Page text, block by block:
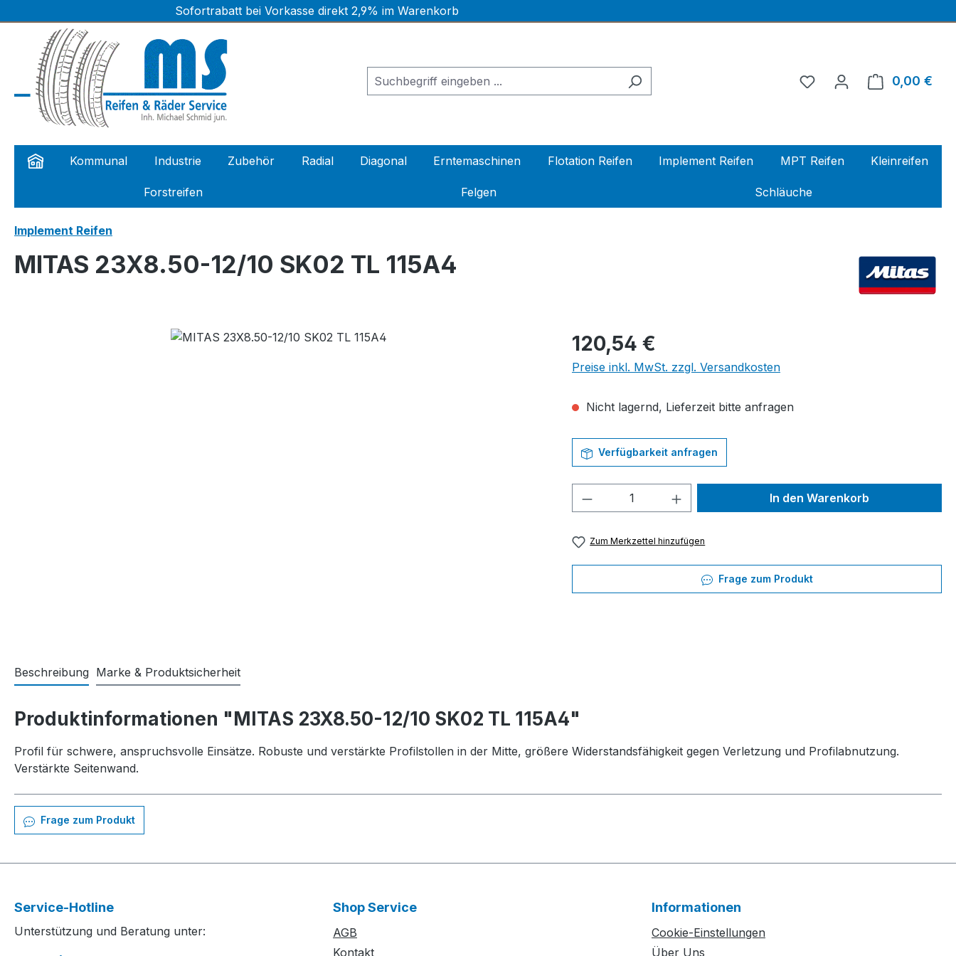
Zur Hauptnavigation springenSofortrabatt bei Vorkasse direkt 2,9% im Warenkorb
0,00 €
Kommunal Industrie Zubehör Radial Diagonal Erntemaschinen Flotation Reifen Implement Reifen MPT Reifen Kleinreifen
Forstreifen Felgen Schläuche
Implement Reifen
MITAS 23X8.50-12/10 SK02 TL 115A4
Regulärer Preis:
120,54 €
Preise inkl. MwSt. zzgl. Versandkosten
Nicht lagernd, Lieferzeit bitte anfragen
Verfügbarkeit anfragen
Produkt Anzahl: Gib den gewünschten Wert
In den Warenkorb
Zum Merkzettel hinzufügen
Frage zum Produkt
Beschreibung Marke & Produktsicherheit
Produktinformationen "MITAS 23X8.50-12/10 SK02 TL 115A4"
Profil für schwere, anspruchsvolle Einsätze. Robuste und verstärkte Profilstollen in der Mitte, größere Widerstandsfähigkeit gegen Verletzung und Profilabnutzung.
Verstärkte Seitenwand.
Frage zum Produkt
Service-Hotline
Unterstützung und Beratung unter:
Shop Service
AGB
Kontakt
Informationen
Cookie-Einstellungen
Über Uns